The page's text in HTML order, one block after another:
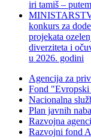
iri tamiš ‒
konkurs za
projekata
diverziteta i
u 2026. godini
Agencija za
Fond
Nacionalna
Plan javnih
Razvojna
Razvojni fond